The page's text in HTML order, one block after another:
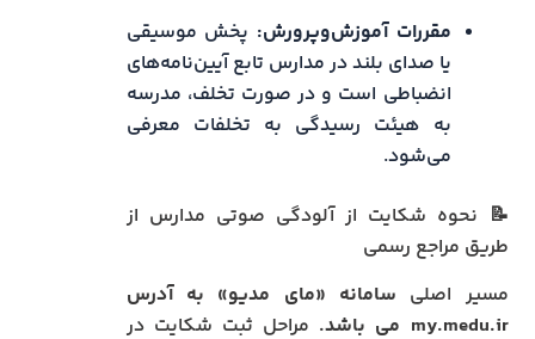
مقررات آموزش‌وپرورش: پخش موسیقی
یا صدای بلند در مدارس تابع آیین‌نامه‌های
انضباطی است و در صورت تخلف، مدرسه
به هیئت رسیدگی به تخلفات معرفی
می‌شود.
📝 نحوه شکایت از آلودگی صوتی مدارس از
طریق مراجع رسمی
مسیر اصلی سامانه «مای مدیو» به آدرس
my.medu.ir می باشد.
مراحل ثبت شکایت در